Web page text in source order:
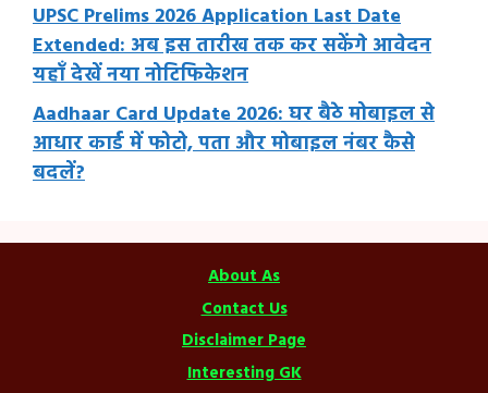
UPSC Prelims 2026 Application Last Date
Extended: अब इस तारीख तक कर सकेंगे आवेदन
यहाँ देखें नया नोटिफिकेशन
Aadhaar Card Update 2026: घर बैठे मोबाइल से
आधार कार्ड में फोटो, पता और मोबाइल नंबर कैसे
बदलें?
About As
Contact Us
Disclaimer Page
Interesting GK